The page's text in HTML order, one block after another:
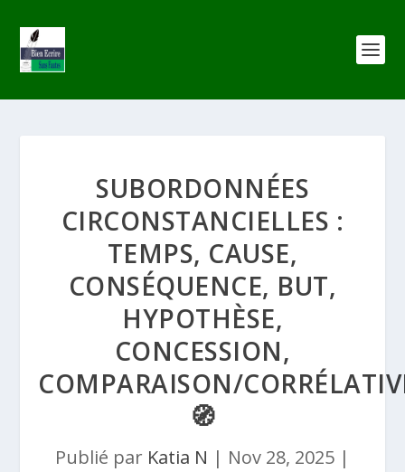
SUBORDONNÉES
CIRCONSTANCIELLES :
TEMPS, CAUSE,
CONSÉQUENCE, BUT,
HYPOTHÈSE,
CONCESSION,
COMPARAISON/
🧭
Publié par Katia N | Nov 28, 2025 |